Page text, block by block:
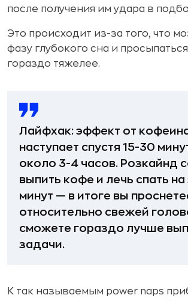
после получения им удара в
Это происходит из-за того, что
фазу глубокого сна и
гораздо тяжелее.
Лайфхак: эффект от
наступает спустя 15-30
около 3-4 часов. Розкайнд
выпить кофе и лечь спать на
минут — в итоге вы
относительно свежей
сможете гораздо лучше
задачи.
К так называемым power naps